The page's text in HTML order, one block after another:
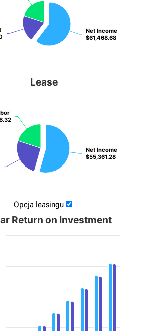
Net Income
$61,468.68
Net Income
$61,468.68
Lease
Net Income
$55,361.28
Net Income
$55,361.28
Opcja leasingu
Return on Investment